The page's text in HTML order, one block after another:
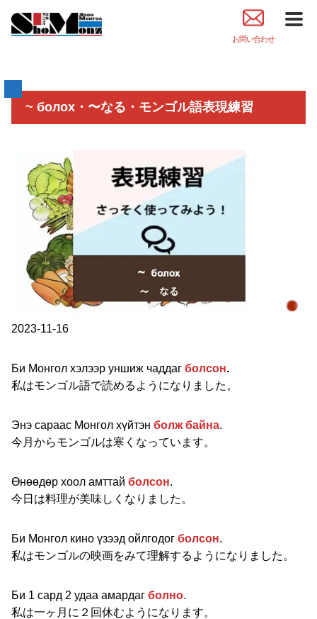
お問い合わせ
~ болох・〜なる・モンゴル語表現練習
2023-11-16
Би Монгол хэлээр уншиж чаддаг болсон.
私はモンゴル語で読めるようになりました。
Энэ сараас Монгол хүйтэн болж байна.
今月からモンゴルは寒くなっています。
Өнөөдөр хоол амттай болсон.
今日は料理が美味しくなりました。
Би Монгол кино үзээд ойлгодог болсон.
私はモンゴルの映画をみて理解するようになりました。
Би 1 сард 2 удаа амардаг болно.
私は一ヶ月に２回休むようになります。